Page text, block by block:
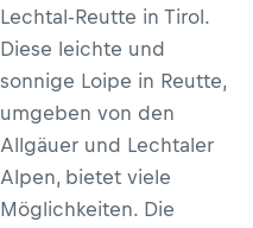
Lechtal-Reutte in Tirol.
Diese leichte und
sonnige Loipe in Reutte,
umgeben von den
Allgäuer und Lechtaler
Alpen, bietet viele
Möglichkeiten. Die